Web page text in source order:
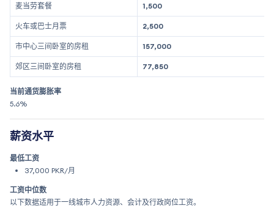
麦当劳套餐 1,500
火车或巴士月票 2,500
市中心三间卧室的房租 157,000
郊区三间卧室的房租 77,850
当前通货膨胀率
5.6%
薪资水平
最低工资
37,000 PKR/月
工资中位数
以下数据适用于一线城市人力资源、会计及行政岗位工资。